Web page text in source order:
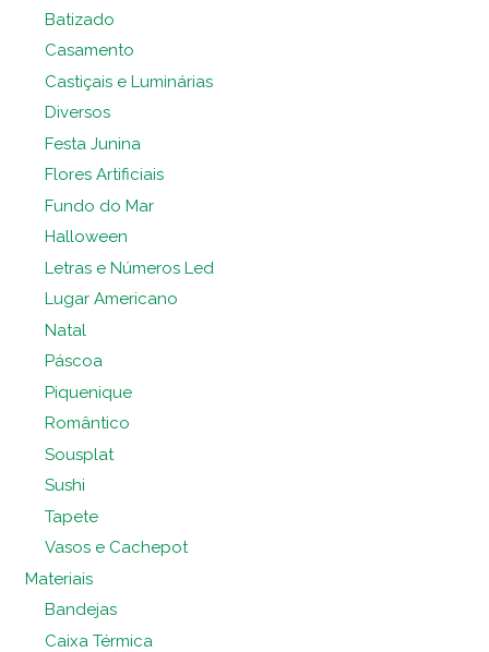
Batizado
Casamento
Castiçais e Luminárias
Diversos
Festa Junina
Flores Artificiais
Fundo do Mar
Halloween
Letras e Números Led
Lugar Americano
Natal
Páscoa
Piquenique
Romântico
Sousplat
Sushi
Tapete
Vasos e Cachepot
Materiais
Bandejas
Caixa Térmica